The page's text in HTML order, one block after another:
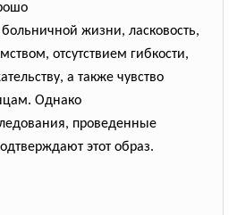
больничной жизни, ласковость,
отсутствием гибкости,
а также чувство
Однако
проведенные
этот образ.